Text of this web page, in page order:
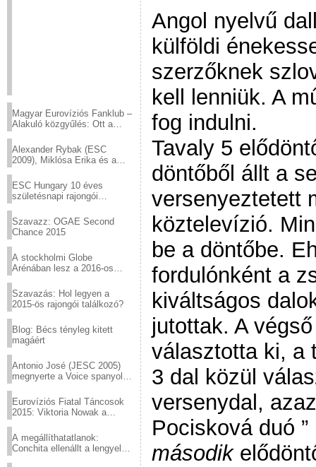
Magyar Eurovíziós Fanklub –
Alakuló közgyűlés: Ott a
Alexander Rybak (ESC
2009), Miklósa Erika és a
sztárjai a Margitszigeten
ESC Hungary 10 éves
születésnapi rajongói
Szavazz: OGAE Second
Chance 2015
A stockholmi Globe
Arénában lesz a 2016-os
Szavazás: Hol legyen a
2015-ös rajongói találkozó?
Blog: Bécs tényleg kitett
magáért
Antonio José (JESC 2005)
megnyerte a Voice spanyol
Eurovíziós Fiatal Táncosok
2015: Viktoria Nowak a
A megállíthatatlanok:
Conchita ellenállt a lengyel
Angol nyelvű
külföldi
szerzőknek
kell lenniük. A
fog indulni.
Tavaly 5
döntőből állt a
versenyeztetett
köztelevízió.
be a döntőbe.
fordulónként a
kiváltságos
jutottak. A
választotta ki, a
3 dal közül
versenydal,
Pocisková duó ”
második